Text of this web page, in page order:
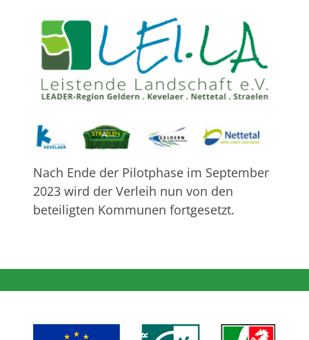
Nach Ende der Pilotphase im September
2023 wird der Verleih nun von den
beteiligten Kommunen fortgesetzt.